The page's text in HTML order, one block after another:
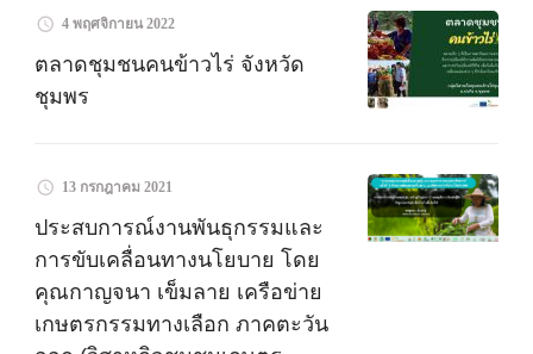
4 พฤศจิกายน 2022
ตลาดชุมชนคนข้าวไร่ จังหวัด
ชุมพร
13 กรกฎาคม 2021
ประสบการณ์งานพันธุกรรมและ
การขับเคลื่อนทางนโยบาย โดย
คุณกาญจนา เข็มลาย เครือข่าย
เกษตรกรรมทางเลือก ภาคตะวัน